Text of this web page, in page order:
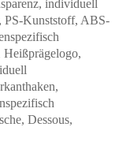
individuell
PS-Kunststoff, ABS-
Dessous,